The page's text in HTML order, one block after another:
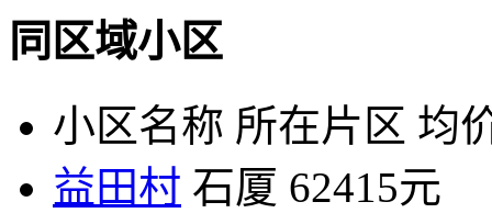
同区域小区
小区名称 所在片区 均
益田村 石厦 62415元